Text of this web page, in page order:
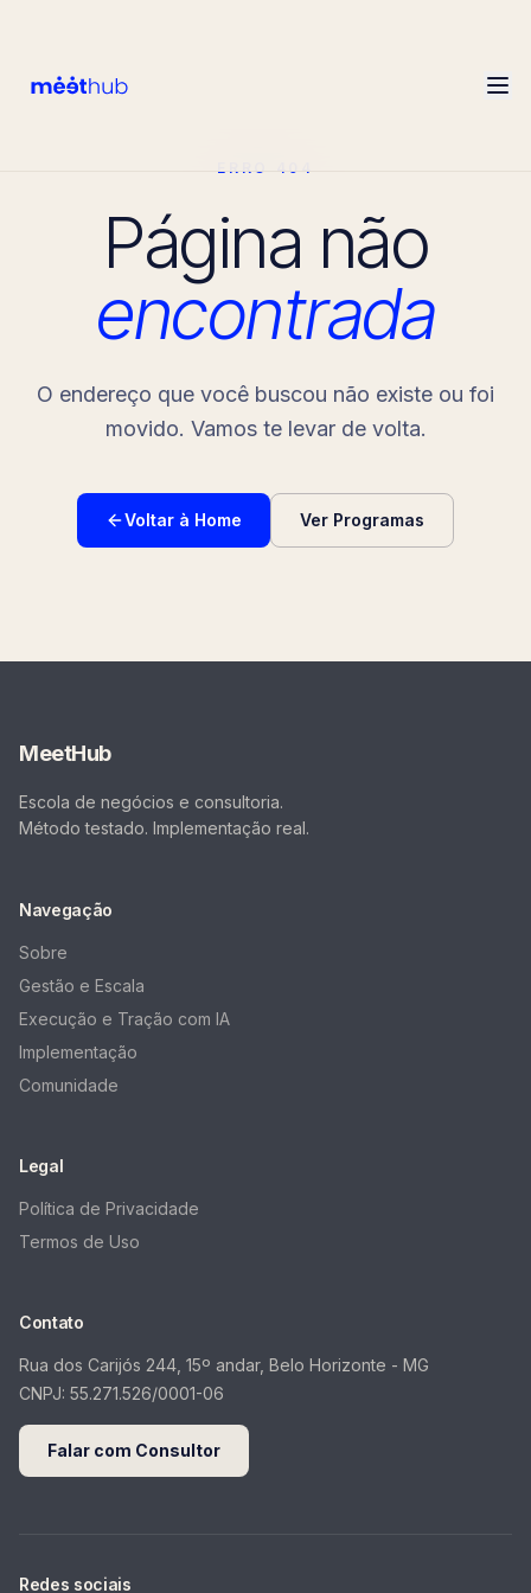
ERRO 404
Página não
encontrada
O endereço que você buscou não existe ou foi
movido. Vamos te levar de volta.
Voltar à Home Ver Programas
MeetHub
Escola de negócios e consultoria.
Método testado. Implementação real.
Navegação
Sobre
Gestão e Escala
Execução e Tração com IA
Implementação
Comunidade
Legal
Política de Privacidade
Termos de Uso
Contato
Rua dos Carijós 244, 15º andar, Belo Horizonte - MG
CNPJ: 55.271.526/0001-06
Falar com Consultor
Redes sociais